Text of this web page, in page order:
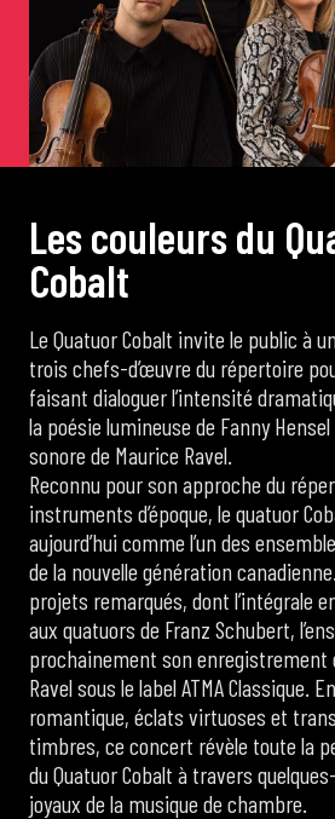
Concerts de
Scolaires / Pass
La salle
L’événementiel
Les contacts
Lescouleursdu Qu
Cobalt
Le Quatuor Cobalt invite le public à
trois chefs-d’œuvre du répertoire
faisant dialoguer l’intensité
la poésie lumineuse de Fanny
sonore de Maurice Ravel.
Reconnu pour son approche du
instruments d’époque, le quatuor
aujourd’hui comme l’un des
de la nouvelle génération
projets remarqués, dont l’intégrale
aux quatuors de Franz Schubert,
prochainement son enregistrement
Ravel sous le label ATMA Classique.
romantique, éclats virtuoses et
timbres, ce concert révèle toute la
du Quatuor Cobalt à travers
joyaux de la musique de chambre.